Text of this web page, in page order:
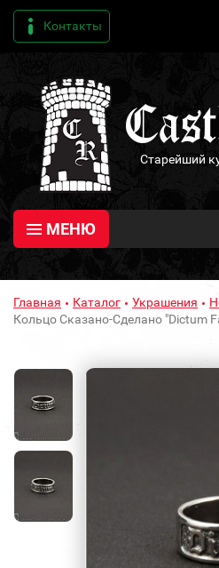
Контакты
Старейший
МЕНЮ
Главная Каталог Украшения
Кольцо Сказано-Сделано "Dictum